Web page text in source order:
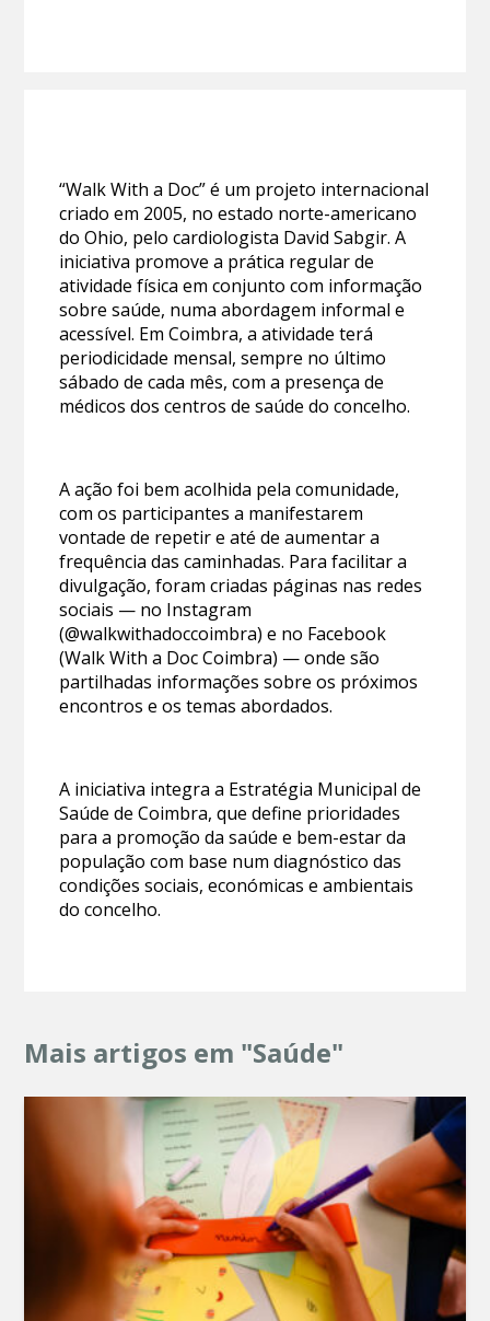
“Walk With a Doc” é um projeto internacional
criado em 2005, no estado norte-americano
do Ohio, pelo cardiologista David Sabgir. A
iniciativa promove a prática regular de
atividade física em conjunto com informação
sobre saúde, numa abordagem informal e
acessível. Em Coimbra, a atividade terá
periodicidade mensal, sempre no último
sábado de cada mês, com a presença de
médicos dos centros de saúde do concelho.
A ação foi bem acolhida pela comunidade,
com os participantes a manifestarem
vontade de repetir e até de aumentar a
frequência das caminhadas. Para facilitar a
divulgação, foram criadas páginas nas redes
sociais — no Instagram
(@walkwithadoccoimbra) e no Facebook
(Walk With a Doc Coimbra) — onde são
partilhadas informações sobre os próximos
encontros e os temas abordados.
A iniciativa integra a Estratégia Municipal de
Saúde de Coimbra, que define prioridades
para a promoção da saúde e bem-estar da
população com base num diagnóstico das
condições sociais, económicas e ambientais
do concelho.
Mais artigos em "Saúde"